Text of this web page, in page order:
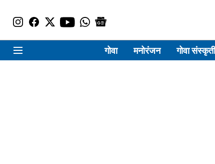
गोवा मनोरंजन गोवा संस्कृती